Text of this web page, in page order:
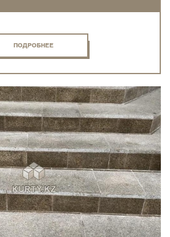
ПОДРОБНЕЕ